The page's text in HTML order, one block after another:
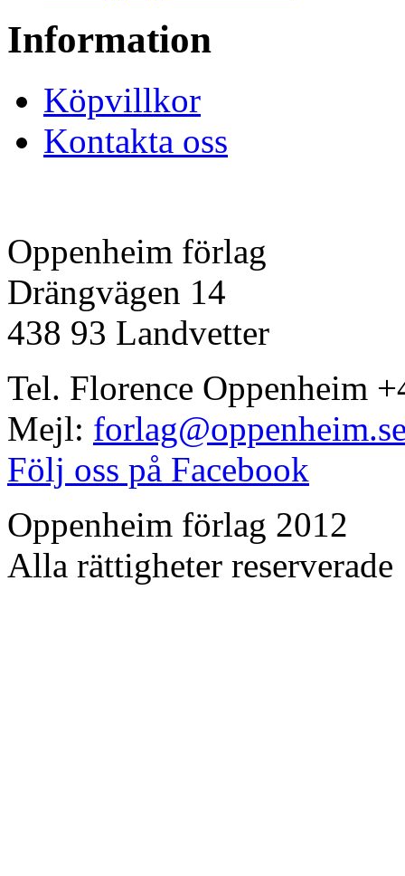
Information
Köpvillkor
Kontakta oss
Oppenheim förlag
Drängvägen 14
438 93 Landvetter
Tel. Florence Oppenheim
Mejl:
Följ oss på Facebook
Oppenheim förlag 2012
Alla rättigheter reserverade